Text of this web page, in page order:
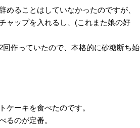
ることはしていなかったのですが、
ャップを入れるし、(これまた娘の好
作っていたので、本格的に砂糖断ち始
ケーキを食べたのです。
るのが定番。